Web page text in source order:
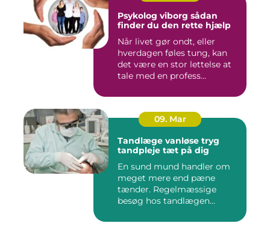
Psykolog viborg sådan
finder du den rette hjælp
Når livet gør ondt, eller
hverdagen føles tung, kan
det være en stor lettelse at
tale med en profess...
09. Mar
Tandlæge vanløse tryg
tandpleje tæt på dig
En sund mund handler om
meget mere end pæne
tænder. Regelmæssige
besøg hos tandlægen